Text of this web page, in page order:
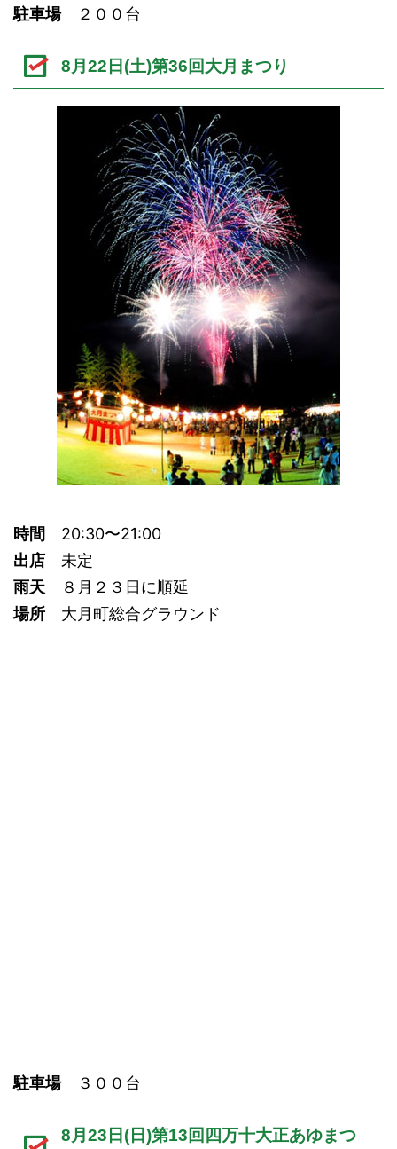
駐車場２００台
8月22日(土)第36回大月まつり
時間 20:30〜21:00
出店 未定
雨天 ８月２３日に順延
場所 大月町総合グラウンド
駐車場３００台
8月23日(日)第13回四万十大正あゆまつ